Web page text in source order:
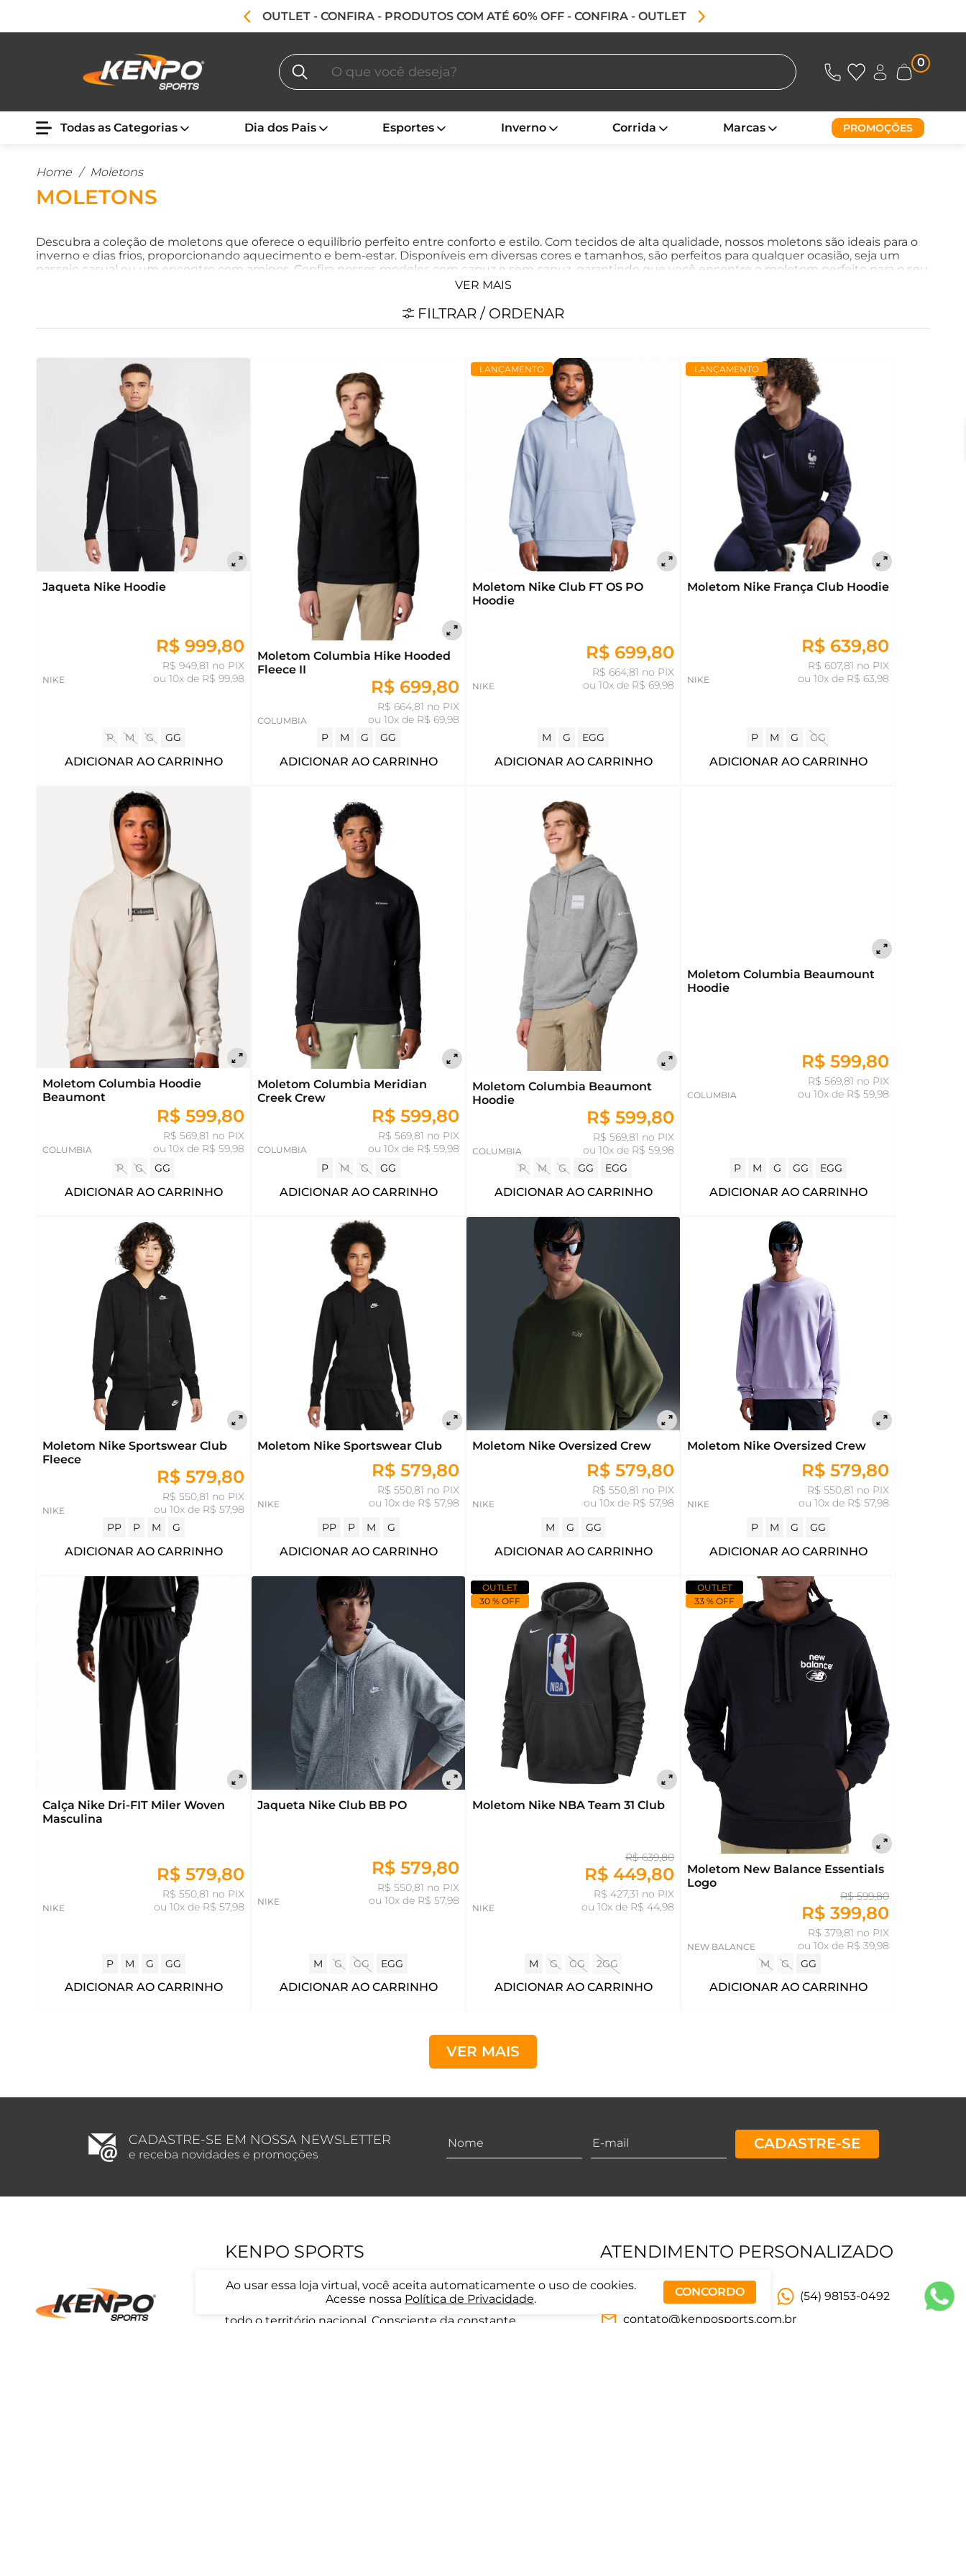
OUTLET - CONFIRA - PRODUTOS COM ATÉ 60% OFF - CONFIRA - OUTLET
0
Todas as Categorias Dia dos Pais Esportes Inverno Corrida Marcas PROMOÇÕES
Home / Moletons
MOLETONS
Descubra a coleção de moletons que oferece o equilíbrio perfeito entre conforto e estilo. Com tecidos de alta qualidade, nossos moletons são ideais para o
inverno e dias frios, proporcionando aquecimento e bem-estar. Disponíveis em diversas cores e tamanhos, são perfeitos para qualquer ocasião, seja um
passeio casual ou um encontro com amigos. Confira nossos modelos com capuz e sem capuz, garantindo que você encontre o moletom perfeito para o seu
VER MAIS
FILTRAR / ORDENAR
Jaqueta Nike Hoodie
R$ 999,80
R$ 949,81 no PIX
ou 10x de R$ 99,98
NIKE
P M G GG
ADICIONAR AO CARRINHO
Moletom Columbia Hike Hooded
Fleece II
R$ 699,80
R$ 664,81 no PIX
ou 10x de R$ 69,98
COLUMBIA
P M G GG
ADICIONAR AO CARRINHO
LANÇAMENTO
Moletom Nike Club FT OS PO
Hoodie
R$ 699,80
R$ 664,81 no PIX
ou 10x de R$ 69,98
NIKE
M G EGG
ADICIONAR AO CARRINHO
LANÇAMENTO
Moletom Nike França Club Hoodie
R$ 639,80
R$ 607,81 no PIX
ou 10x de R$ 63,98
NIKE
P M G GG
ADICIONAR AO CARRINHO
Moletom Columbia Hoodie
Beaumont
R$ 599,80
R$ 569,81 no PIX
ou 10x de R$ 59,98
COLUMBIA
P G GG
ADICIONAR AO CARRINHO
Moletom Columbia Meridian
Creek Crew
R$ 599,80
R$ 569,81 no PIX
ou 10x de R$ 59,98
COLUMBIA
P M G GG
ADICIONAR AO CARRINHO
Moletom Columbia Beaumont
Hoodie
R$ 599,80
R$ 569,81 no PIX
ou 10x de R$ 59,98
COLUMBIA
P M G GG EGG
ADICIONAR AO CARRINHO
Moletom Columbia Beaumount
Hoodie
R$ 599,80
R$ 569,81 no PIX
ou 10x de R$ 59,98
COLUMBIA
P M G GG EGG
ADICIONAR AO CARRINHO
Moletom Nike Sportswear Club
Fleece
R$ 579,80
R$ 550,81 no PIX
ou 10x de R$ 57,98
NIKE
PP P M G
ADICIONAR AO CARRINHO
Moletom Nike Sportswear Club
R$ 579,80
R$ 550,81 no PIX
ou 10x de R$ 57,98
NIKE
PP P M G
ADICIONAR AO CARRINHO
Moletom Nike Oversized Crew
R$ 579,80
R$ 550,81 no PIX
ou 10x de R$ 57,98
NIKE
M G GG
ADICIONAR AO CARRINHO
Moletom Nike Oversized Crew
R$ 579,80
R$ 550,81 no PIX
ou 10x de R$ 57,98
NIKE
P M G GG
ADICIONAR AO CARRINHO
Calça Nike Dri-FIT Miler Woven
Masculina
R$ 579,80
R$ 550,81 no PIX
ou 10x de R$ 57,98
NIKE
P M G GG
ADICIONAR AO CARRINHO
Jaqueta Nike Club BB PO
R$ 579,80
R$ 550,81 no PIX
ou 10x de R$ 57,98
NIKE
M G GG EGG
ADICIONAR AO CARRINHO
OUTLET
30 % OFF
Moletom Nike NBA Team 31 Club
R$ 639,80
R$ 449,80
R$ 427,31 no PIX
ou 10x de R$ 44,98
NIKE
M G GG 2GG
ADICIONAR AO CARRINHO
OUTLET
33 % OFF
Moletom New Balance Essentials
Logo
R$ 599,80
R$ 399,80
R$ 379,81 no PIX
ou 10x de R$ 39,98
NEW BALANCE
M G GG
ADICIONAR AO CARRINHO
VER MAIS
CADASTRE-SE EM NOSSA NEWSLETTER
e receba novidades e promoções
CADASTRE-SE
KENPO SPORTS
Há mais de três décadas, desde 1992, a Kenpo constrói
laços de confiança e credibilidade com seus clientes em
todo o território nacional. Consciente da constante
ATENDIMENTO PERSONALIZADO
(54) 3538-5888
(54) 98153-0492
contato@kenposports.com.br
Ao usar essa loja virtual, você aceita automaticamente o uso de cookies.
Acesse nossa Política de Privacidade.
CONCORDO